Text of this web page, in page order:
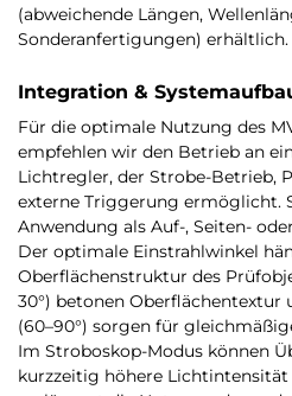
(abweichende Längen,
Sonderanfertigungen) erhältlich.
Integration &
Für die optimale Nutzung des
empfehlen wir den Betrieb an
Lichtregler, der Strobe-Betrieb,
externe Triggerung ermöglicht.
Anwendung als Auf-, Seiten-
Der optimale Einstrahlwinkel
Oberflächenstruktur des
30°) betonen Oberflächentextur
(60–90°) sorgen für
Im Stroboskop-Modus können
kurzzeitig höhere